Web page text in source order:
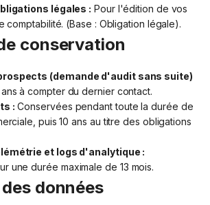
légales : Pour l'édition de vos
comptabilité. (Base : Obligation légale).
conservation
(demande d'audit sans suite)
à compter du dernier contact.
: Conservées pendant toute la durée de
puis 10 ans au titre des obligations
et logs d'analytique :
une durée maximale de 13 mois.
données